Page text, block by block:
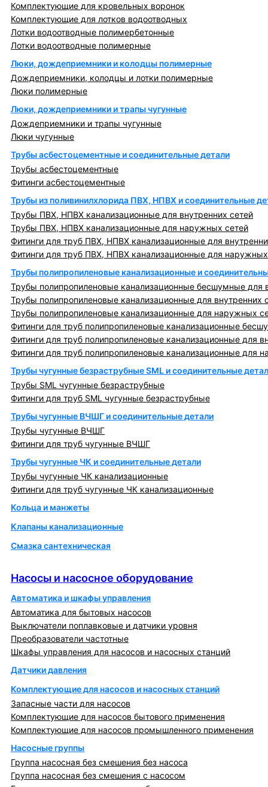
Комплектующие для кровельных воронок
Комплектующие для лотков водоотводных
Лотки водоотводные полимербетонные
Лотки водоотводные полимерные
Люки, дождеприемники и колодцы полимерные
Дождеприемники, колодцы и лотки полимерные
Люки полимерные
Люки, дождеприемники и трапы чугунные
Дождеприемники и трапы чугунные
Люки чугунные
Трубы асбестоцементные и соединительные детали
Трубы асбестоцементные
Фитинги асбестоцементные
Трубы из поливинилхлорида ПВХ, НПВХ и соединительные
Трубы ПВХ, НПВХ канализационные для внутренних сетей
Трубы ПВХ, НПВХ канализационные для наружных сетей
Фитинги для труб ПВХ, НПВХ канализационные для
Фитинги для труб ПВХ, НПВХ канализационные для
Трубы полипропиленовые канализационные и
Трубы полипропиленовые канализационные бесшумные для
Трубы полипропиленовые канализационные для внутренних
Трубы полипропиленовые канализационные для наружных
Фитинги для труб полипропиленовые канализационные
Фитинги для труб полипропиленовые канализационные для
Фитинги для труб полипропиленовые канализационные для
Трубы чугунные безраструбные SML и соединительные
Трубы SML чугунные безраструбные
Фитинги для труб SML чугунные безраструбные
Трубы чугунные ВЧШГ и соединительные детали
Трубы чугунные ВЧШГ
Фитинги для труб чугунные ВЧШГ
Трубы чугунные ЧК и соединительные детали
Трубы чугунные ЧК канализационные
Фитинги для труб чугунные ЧК канализационные
Кольца и манжеты
Клапаны канализационные
Смазка сантехническая
Насосы и насосное оборудование
Автоматика и шкафы управления
Автоматика для бытовых насосов
Выключатели поплавковые и датчики уровня
Преобразователи частотные
Шкафы управления для насосов и насосных станций
Датчики давления
Комплектующие для насосов и насосных станций
Запасные части для насосов
Комплектующие для насосов бытового применения
Комплектующие для насосов промышленного применения
Насосные группы
Группа насосная без смешения без насоса
Группа насосная без смешения с насосом